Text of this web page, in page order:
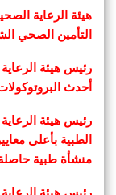
هيئة الرعاية
التأمين الصحي
رئيس هيئة
أحدث
منشأة طبية